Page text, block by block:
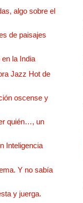
algo sobre el
de paisajes
la India
Jazz Hot de
oscense y
quién…, un
Inteligencia
Y no sabía
y juerga.